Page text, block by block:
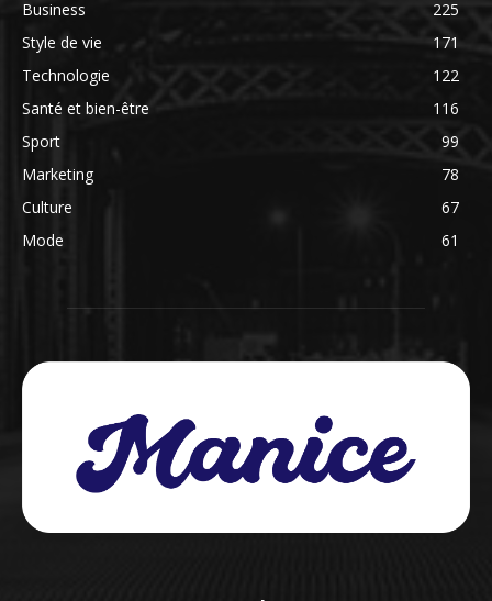
Business
225
Style de vie
171
Technologie
122
Santé et bien-être
116
Sport
99
Marketing
78
Culture
67
Mode
61